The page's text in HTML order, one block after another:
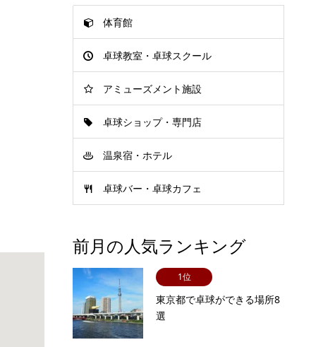
体育館
卓球教室・卓球スクール
アミューズメント施設
卓球ショップ・専門店
温泉宿・ホテル
卓球バー・卓球カフェ
前月の人気ランキング
1位
東京都で卓球ができる場所8
選